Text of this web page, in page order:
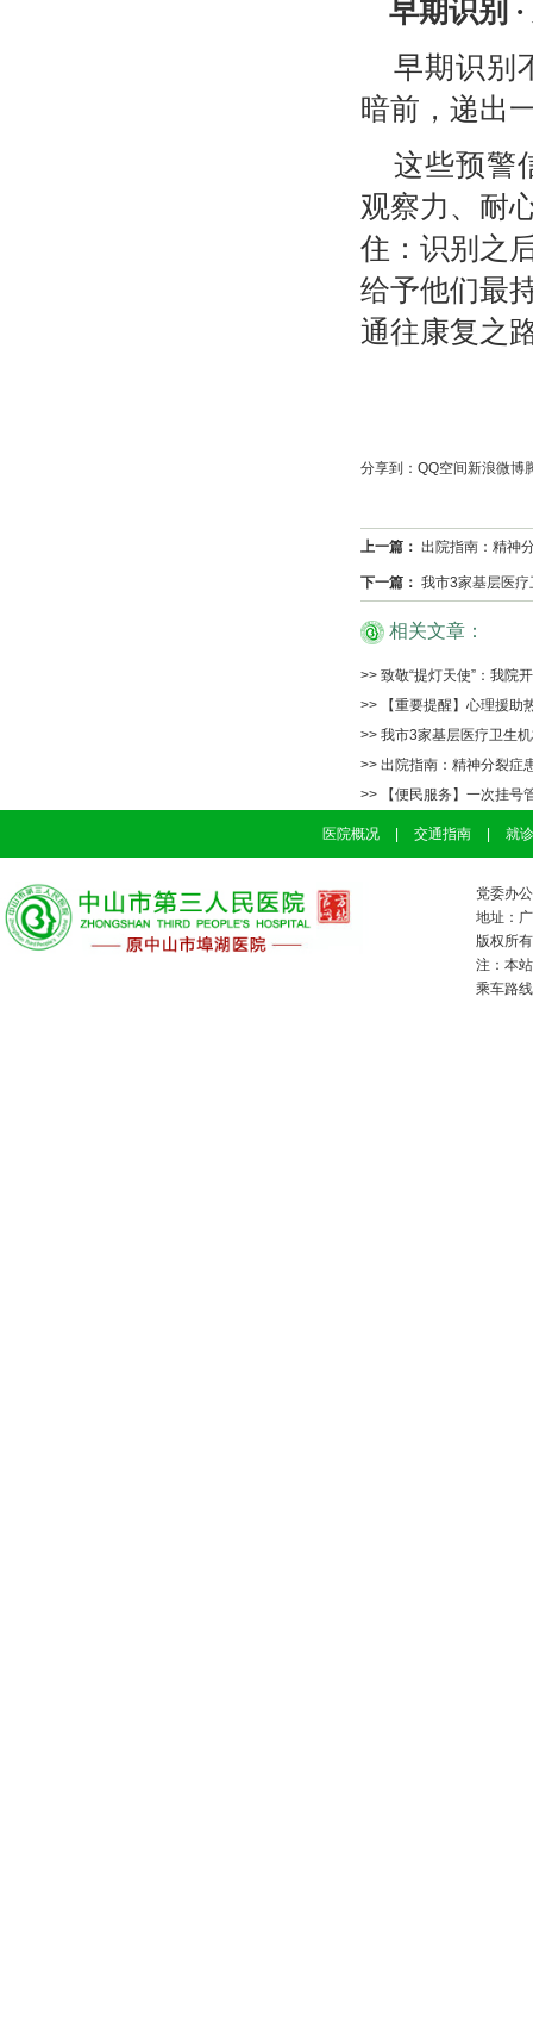
早期识别
早期识别
暗前，递出
这些预警
观察力、耐
住：识别之
给予他们最
通往康复之
分享到： QQ空间新浪微博
上一篇： 出院指南：精神
下一篇： 我市3家基层医
相关文章：
>> 致敬“提灯天使”：我院
>> 【重要提醒】心理援助
>> 我市3家基层医疗卫生
>> 出院指南：精神分裂症
>> 【便民服务】一次挂号
医院概况 交通指南 就
党委办
地址：
版权所
注：本
乘车路